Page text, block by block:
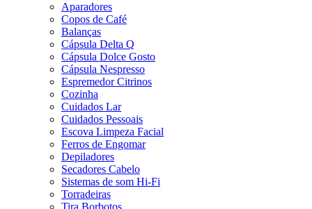
Aparadores
Copos de Café
Balanças
Cápsula Delta Q
Cápsula Dolce Gosto
Cápsula Nespresso
Espremedor Citrinos
Cozinha
Cuidados Lar
Cuidados Pessoais
Escova Limpeza Facial
Ferros de Engomar
Depiladores
Secadores Cabelo
Sistemas de som Hi-Fi
Torradeiras
Tira Borbotos